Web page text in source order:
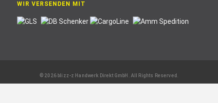
WIR VERSENDEN MIT
© 2026 blizz-z Handwerk Direkt GmbH. All Rights Reserved.